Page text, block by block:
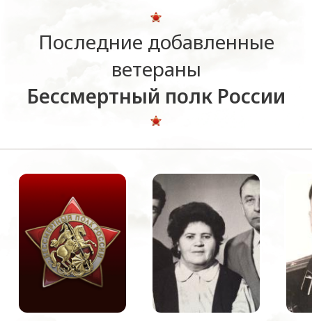
Последние добавленные
ветераны
Бессмертный полк России